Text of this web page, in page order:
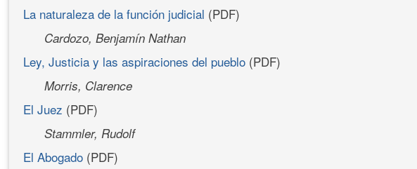
La naturaleza de la función judicial (PDF)
Cardozo, Benjamín Nathan
Ley, Justicia y las aspiraciones del pueblo (PDF)
Morris, Clarence
El Juez (PDF)
Stammler, Rudolf
El Abogado (PDF)